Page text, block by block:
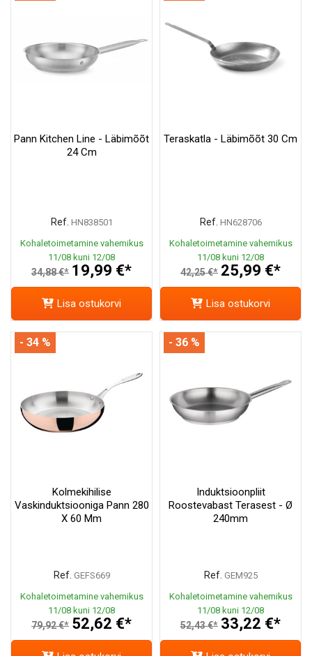
Pann Kitchen Line - Läbimõõt
24 Cm
Ref. HN838501
Kohaletoimetamine vahemikus
11/08 kuni 12/08
34,88 €* 19,99 €*
Lisa ostukorvi
Teraskatla - Läbimõõt 30 Cm
Ref. HN628706
Kohaletoimetamine vahemikus
11/08 kuni 12/08
42,25 €* 25,99 €*
Lisa ostukorvi
Kolmekihilise
Vaskinduktsiooniga Pann 280
X 60 Mm
Ref. GEFS669
Kohaletoimetamine vahemikus
11/08 kuni 12/08
79,92 €* 52,62 €*
- 34 %
Induktsioonpliit
Roostevabast Terasest - Ø
240mm
Ref. GEM925
Kohaletoimetamine vahemikus
11/08 kuni 12/08
52,43 €* 33,22 €*
- 36 %